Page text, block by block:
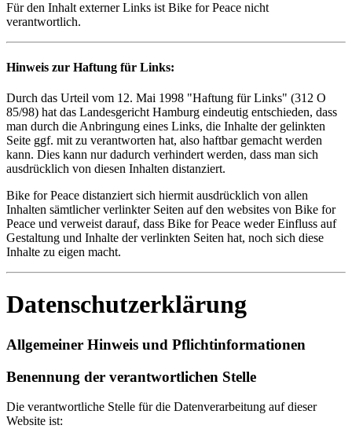
Für den Inhalt externer Links ist Bike for Peace nicht
verantwortlich.
Hinweis zur Haftung für Links:
Durch das Urteil vom 12. Mai 1998 "Haftung für Links" (312 O
85/98) hat das Landesgericht Hamburg eindeutig entschieden, dass
man durch die Anbringung eines Links, die Inhalte der gelinkten
Seite ggf. mit zu verantworten hat, also haftbar gemacht werden
kann. Dies kann nur dadurch verhindert werden, dass man sich
ausdrücklich von diesen Inhalten distanziert.
Bike for Peace distanziert sich hiermit ausdrücklich von allen
Inhalten sämtlicher verlinkter Seiten auf den websites von Bike for
Peace und verweist darauf, dass Bike for Peace weder Einfluss auf
Gestaltung und Inhalte der verlinkten Seiten hat, noch sich diese
Inhalte zu eigen macht.
Datenschutzerklärung
Allgemeiner Hinweis und Pflichtinformationen
Benennung der verantwortlichen Stelle
Die verantwortliche Stelle für die Datenverarbeitung auf dieser
Website ist: